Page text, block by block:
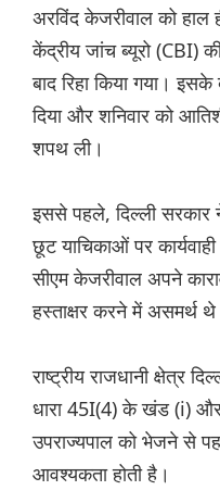
अरविंद केजरीवाल को हाल
केंद्रीय जांच ब्यूरो
बाद रिहा किया गया।
दिया और शनिवार को
शपथ ली।
इससे पहले, दिल्ली सरकार
छूट याचिकाओं पर
सीएम केजरीवाल अपने
हस्ताक्षर करने में असमर्थ
राष्ट्रीय राजधानी क्षेत्र
धारा 45I(4) के खंड (i)
उपराज्यपाल को भेजने से
आवश्यकता होती है।